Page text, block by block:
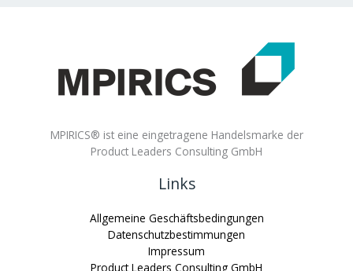
MPIRICS® ist eine eingetragene Handelsmarke der
Product Leaders Consulting GmbH
Links
Allgemeine Geschäftsbedingungen
Datenschutzbestimmungen
Impressum
Product Leaders Consulting GmbH